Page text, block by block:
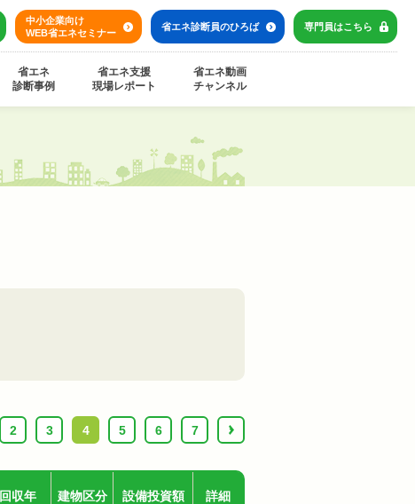
中小企業向け
WEB省エネセミナー
省エネ診断員のひろば 専門員はこちら
省エネ
診断事例
省エネ支援
現場レポート
省エネ動画
チャンネル
2 3 4 5 6 7 ›
回収年 建物区分 設備投資額 詳細